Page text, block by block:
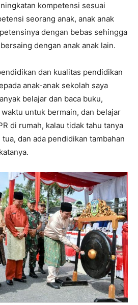
kompetensi sesuai
seorang anak, anak anak
dengan bebas sehingga
dengan anak anak lain.
dan kualitas pendidikan
anak-anak sekolah saya
belajar dan baca buku,
untuk bermain, dan belajar
di rumah, kalau tidak tahu tanya
dan ada pendidikan tambahan